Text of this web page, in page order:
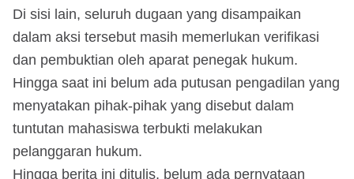
Di sisi lain, seluruh dugaan yang disampaikan
dalam aksi tersebut masih memerlukan verifikasi
dan pembuktian oleh aparat penegak hukum.
Hingga saat ini belum ada putusan pengadilan yang
menyatakan pihak-pihak yang disebut dalam
tuntutan mahasiswa terbukti melakukan
pelanggaran hukum.
Hingga berita ini ditulis, belum ada pernyataan